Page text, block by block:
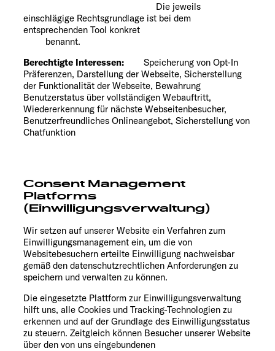
Die jeweils
einschlägige Rechtsgrundlage ist bei dem
entsprechenden Tool konkret
benannt.
Berechtigte Interessen: Speicherung von Opt-In
Präferenzen, Darstellung der Webseite, Sicherstellung
der Funktionalität der Webseite, Bewahrung
Benutzerstatus über vollständigen Webauftritt,
Wiedererkennung für nächste Webseitenbesucher,
Benutzerfreundliches Onlineangebot, Sicherstellung von
Chatfunktion
Consent Management
Platforms
(Einwilligungsverwaltung)
Wir setzen auf unserer Website ein Verfahren zum
Einwilligungsmanagement ein, um die von
Websitebesuchern erteilte Einwilligung nachweisbar
gemäß den datenschutzrechtlichen Anforderungen zu
speichern und verwalten zu können.
Die eingesetzte Plattform zur Einwilligungsverwaltung
hilft uns, alle Cookies und Tracking-Technologien zu
erkennen und auf der Grundlage des Einwilligungsstatus
zu steuern. Zeitgleich können Besucher unserer Website
über den von uns eingebundenen